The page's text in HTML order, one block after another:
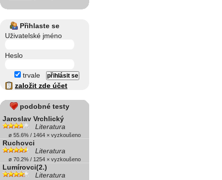
Přihlaste se
Uživatelské jméno
Heslo
trvale
založit zde účet
podobné testy
Jaroslav Vrchlický
Literatura
ø 55.6% / 1464 × vyzkoušeno
Ruchovci
Literatura
ø 70.2% / 1254 × vyzkoušeno
Lumírovci(2.)
Literatura